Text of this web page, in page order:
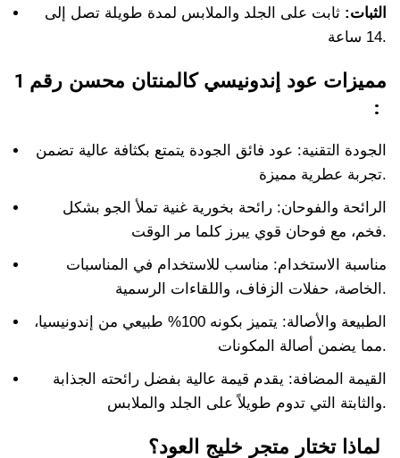
الثبات: ثابت على الجلد والملابس لمدة طويلة تصل إلى
14 ساعة.
مميزات عود إندونيسي كالمنتان محسن رقم 1
:
الجودة التقنية: عود فائق الجودة يتمتع بكثافة عالية تضمن
تجربة عطرية مميزة.
الرائحة والفوحان: رائحة بخورية غنية تملأ الجو بشكل
فخم، مع فوحان قوي يبرز كلما مر الوقت.
مناسبة الاستخدام: مناسب للاستخدام في المناسبات
الخاصة، حفلات الزفاف، واللقاءات الرسمية.
الطبيعة والأصالة: يتميز بكونه 100% طبيعي من إندونيسيا،
مما يضمن أصالة المكونات.
القيمة المضافة: يقدم قيمة عالية بفضل رائحته الجذابة
والثابتة التي تدوم طويلاً على الجلد والملابس.